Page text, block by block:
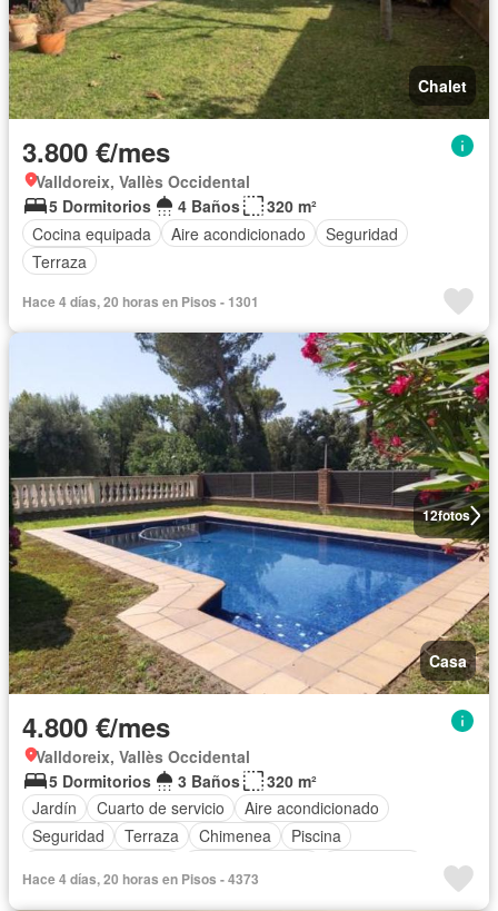
Chalet
3.800 €/mes
Valldoreix, Vallès Occidental
5 Dormitorios
4 Baños
320 m²
Cocina equipada
Aire acondicionado
Seguridad
Terraza
Hace 4 días, 20 horas en Pisos - 1301
12fotos
Casa
4.800 €/mes
Valldoreix, Vallès Occidental
5 Dormitorios
3 Baños
320 m²
Jardín
Cuarto de servicio
Aire acondicionado
Seguridad
Terraza Chimenea
Piscina
Hace 4 días, 20 horas en Pisos - 4373